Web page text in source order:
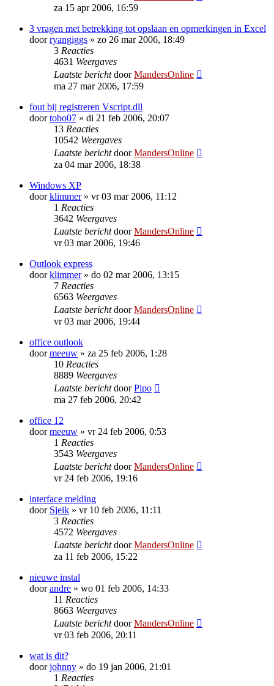
za 15 apr 2006, 16:59
3 vragen met betrekking tot opslaan en opmerkingen in Excel
doorryangiggs » zo 26 mar 2006, 18:49
3 Reacties
4631 Weergaves
Laatste berichtdoorMandersOnline
ma 27 mar 2006, 17:59
fout bij registreren Vscript.dll
doortobo07 » di 21 feb 2006, 20:07
13 Reacties
10542 Weergaves
Laatste berichtdoorMandersOnline
za 04 mar 2006, 18:38
Windows XP
doorklimmer» vr 03 mar 2006, 11:12
1 Reacties
3642 Weergaves
Laatste berichtdoorMandersOnline
vr 03 mar 2006, 19:46
Outlook express
doorklimmer» do 02 mar 2006, 13:15
7 Reacties
6563 Weergaves
Laatste berichtdoorMandersOnline
vr 03 mar 2006, 19:44
office outlook
doormeeuw » za 25 feb 2006, 1:28
10 Reacties
8889 Weergaves
Laatste berichtdoorPipo
ma 27 feb 2006, 20:42
office 12
doormeeuw » vr 24 feb 2006, 0:53
1 Reacties
3543 Weergaves
Laatste berichtdoorMandersOnline
vr 24 feb 2006, 19:16
interface melding
door Sjeik » vr 10 feb 2006, 11:11
3 Reacties
4572 Weergaves
Laatste berichtdoorMandersOnline
za 11 feb 2006, 15:22
nieuwe instal
doorandre » wo 01 feb 2006, 14:33
11 Reacties
8663 Weergaves
Laatste berichtdoorMandersOnline
vr 03 feb 2006, 20:11
wat is dit?
doorjohnny » do 19 jan 2006, 21:01
1 Reacties